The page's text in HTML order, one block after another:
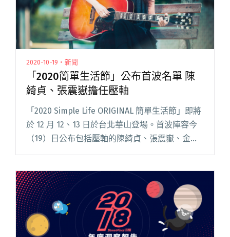
2020-10-19・新聞
「2020簡單生活節」公布首波名單 陳
綺貞、張震嶽擔任壓軸
「2020 Simple Life ORIGINAL 簡單生活節」即將
於 12 月 12、13 日於台北華山登場。首波陣容今
（19）日公布包括壓軸的陳綺貞、張震嶽、金曲
"「2020簡單生活節」公布首波名單 陳綺貞、張
震嶽擔任壓軸"